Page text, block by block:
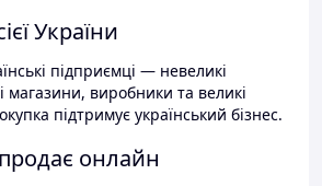
України
підприємці — невеликі
магазини, виробники та великі
підтримує український бізнес.
онлайн